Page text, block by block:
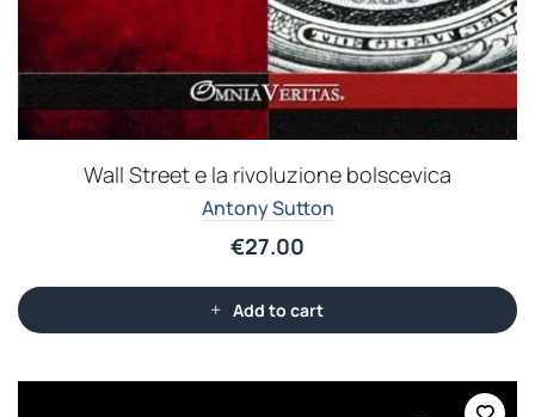
Wall Street e la rivoluzione bolscevica
Antony Sutton
€27.00
Add to cart